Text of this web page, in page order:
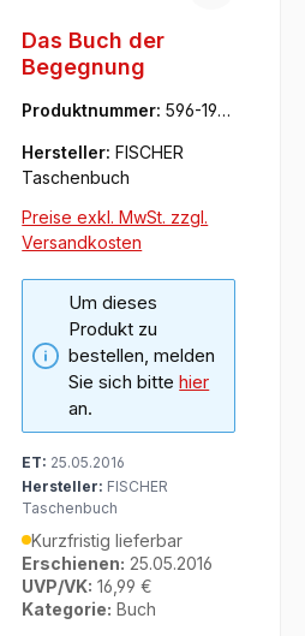
Das Buch der
Begegnung
Produktnummer:596-197
Hersteller:FISCHER
Taschenbuch
Preise exkl. MwSt. zzgl.
Versandkosten
Um dieses
Produkt zu
bestellen, melden
Sie sich bittehier
an.
ET: 25.05.2016
Hersteller: FISCHER
Taschenbuch
Kurzfristig lieferbar
Erschienen: 25.05.2016
UVP/VK: 16,99 €
Kategorie: Buch